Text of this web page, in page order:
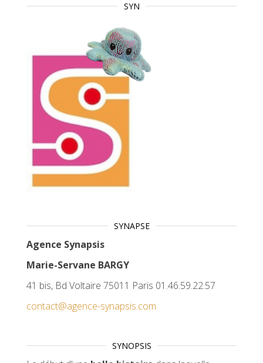
SYN
SYNAPSE
Agence Synapsis
Marie-Servane BARGY
41 bis, Bd Voltaire 75011 Paris 01.46.59.22.57
contact@agence-synapsis.com
SYNOPSIS